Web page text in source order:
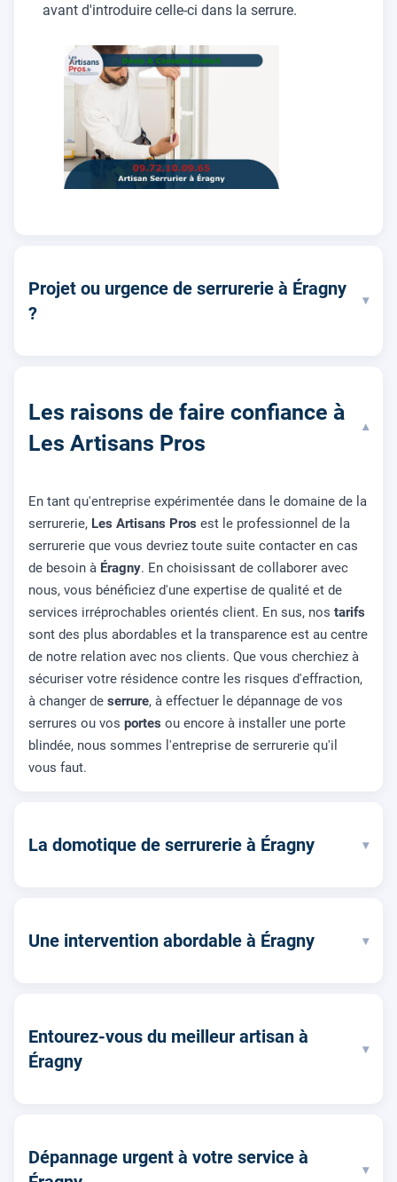
avant d'introduire celle-ci dans la serrure.
Projet ou urgence de serrurerie à Éragny
?
▾
Les raisons de faire confiance à
Les Artisans Pros
▾
En tant qu'entreprise expérimentée dans le domaine de la
serrurerie, Les Artisans Pros est le professionnel de la
serrurerie que vous devriez toute suite contacter en cas
de besoin à Éragny. En choisissant de collaborer avec
nous, vous bénéficiez d'une expertise de qualité et de
services irréprochables orientés client. En sus, nos tarifs
sont des plus abordables et la transparence est au centre
de notre relation avec nos clients. Que vous cherchiez à
sécuriser votre résidence contre les risques d'effraction,
à changer de serrure, à effectuer le dépannage de vos
serrures ou vos portes ou encore à installer une porte
blindée, nous sommes l'entreprise de serrurerie qu'il
vous faut.
La domotique de serrurerie à Éragny ▾
Une intervention abordable à Éragny ▾
Entourez-vous du meilleur artisan à
Éragny
▾
Dépannage urgent à votre service à
▾